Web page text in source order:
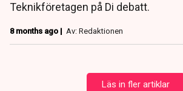
Teknikföretagen på Di debatt.
8 months ago | Av: Redaktionen
Läs in fler artiklar